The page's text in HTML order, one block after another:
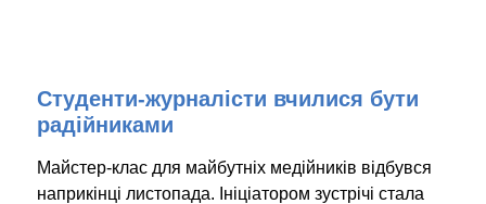
Студенти-журналісти вчилися бути
радійниками
Майстер-клас для майбутніх медійників відбувся
наприкінці листопада. Ініціатором зустрічі стала